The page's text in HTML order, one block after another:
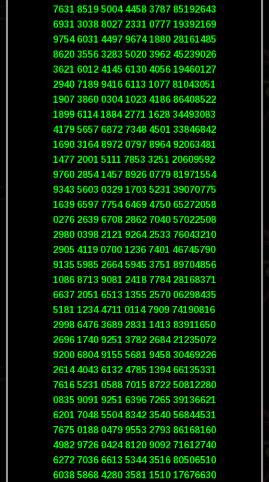
7631 8519 5004 4458 3787 85192643
6931 3038 8027 2331 0777 19392169
9754 6031 4497 9674 1880 28161485
8620 3556 3283 5020 3962 45239026
3621 6012 4145 6130 4056 19460127
2940 7189 9416 6113 1077 81043051
1907 3860 0304 1023 4186 86408522
1899 6114 1884 2771 1628 34493083
4179 5657 6872 7348 4501 33846842
1690 3164 8972 0797 8964 92063481
1477 2001 5111 7853 3251 20609592
9760 2854 1457 8926 0779 81971554
9343 5603 0329 1703 5231 39070775
1639 6597 7754 6469 4750 65272058
0276 2639 6708 2862 7040 57022508
2980 0398 2121 9264 2533 76043210
2905 4119 0700 1236 7401 46745790
9135 5985 2664 5945 3751 89704856
1086 8713 9081 2418 7784 28168371
6637 2051 6513 1355 2570 06298435
5181 1234 4711 0114 7909 74190816
2998 6476 3689 2831 1413 83911650
2696 1740 9251 3782 2684 21235072
9200 6804 9155 5681 9458 30469226
2614 4043 6132 4785 1394 66135331
7616 5231 0588 7015 8722 50812280
0835 9091 9251 6396 7265 39136621
6201 7048 5504 8342 3540 56844531
7675 0188 0479 9553 2793 86168160
4982 9726 0424 8120 9092 71612740
6272 7036 6613 5344 3516 80506510
6038 5868 4280 3581 1510 17676630